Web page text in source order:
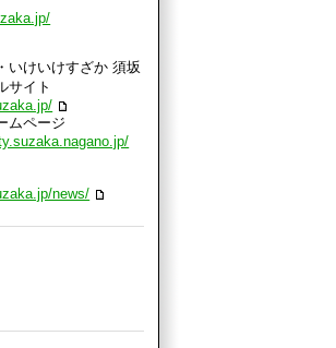
いけいけすざか 須坂
サイト
ムページ
news/